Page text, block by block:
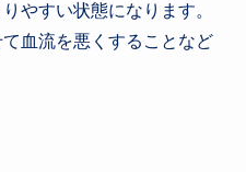
やすい状態になります。
血流を悪くすることなど